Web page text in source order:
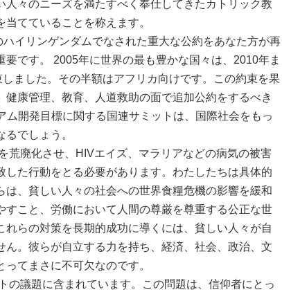
々のニーズを満たすべく奉仕してきたカトリック教
てていることを称えます。
イリンゲンダムでなされた重大な公約をあなた方が再
です。 2005年に世界の最も豊かな国々は、2010年ま
ました。その半額はアフリカ向けです。この約束を果
康管理、教育、人道救助の面で追加公約をするべき
開発目標に関する国連サミットは、国際社会をもっ
でしょう。
廃化させ、HIVエイズ、マラリアなどの病気の被害
た行動をとる必要があります。わたしたちは具体的
、貧しい人々の社会への世界食糧危機の影響を緩和
こと、労働において人間の尊厳を尊重する公正な世
らの対策を長期的成功に導くには、貧しい人々が自
。彼らが自立する力を持ち、経済、社会、政治、文
てまさに不可欠なのです。
議題に含まれています。この問題は、信仰者にとっ